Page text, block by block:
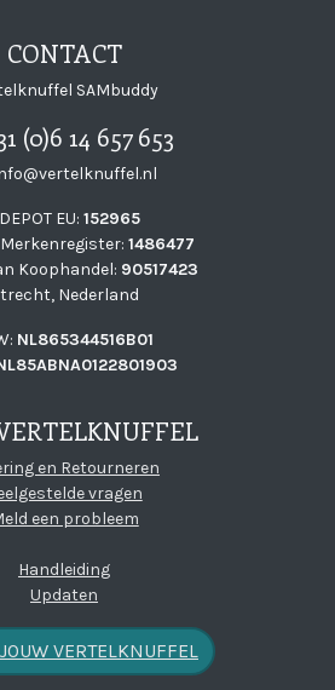
CONTACT
SAMbuddy
(0)6 14 657 653
EU: 152965
1486477
Koophandel: 90517423
Nederland
NL865344516B01
en Retourneren
vragen
een probleem
Handleiding
Updaten
VERTELKNUFFEL